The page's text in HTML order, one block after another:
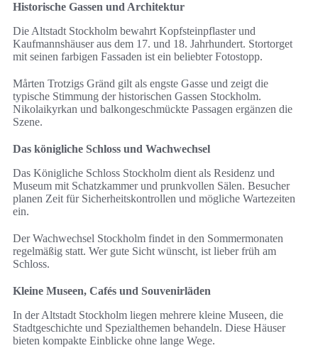
Historische Gassen und Architektur
Die Altstadt Stockholm bewahrt Kopfsteinpflaster und
Kaufmannshäuser aus dem 17. und 18. Jahrhundert. Stortorget
mit seinen farbigen Fassaden ist ein beliebter Fotostopp.
Mårten Trotzigs Gränd gilt als engste Gasse und zeigt die
typische Stimmung der historischen Gassen Stockholm.
Nikolaikyrkan und balkongeschmückte Passagen ergänzen die
Szene.
Das königliche Schloss und Wachwechsel
Das Königliche Schloss Stockholm dient als Residenz und
Museum mit Schatzkammer und prunkvollen Sälen. Besucher
planen Zeit für Sicherheitskontrollen und mögliche Wartezeiten
ein.
Der Wachwechsel Stockholm findet in den Sommermonaten
regelmäßig statt. Wer gute Sicht wünscht, ist lieber früh am
Schloss.
Kleine Museen, Cafés und Souvenirläden
In der Altstadt Stockholm liegen mehrere kleine Museen, die
Stadtgeschichte und Spezialthemen behandeln. Diese Häuser
bieten kompakte Einblicke ohne lange Wege.